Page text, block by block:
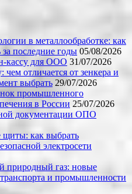
в металлообработке: как
за последние годы 05/08/2026
кассу для ООО 31/07/2026
чем отличается от зенкера и
выбрать 29/07/2026
промышленного
в России 25/07/2026
документации ОПО
щиты: как выбрать
электросети
природный газ: новые
и промышленности